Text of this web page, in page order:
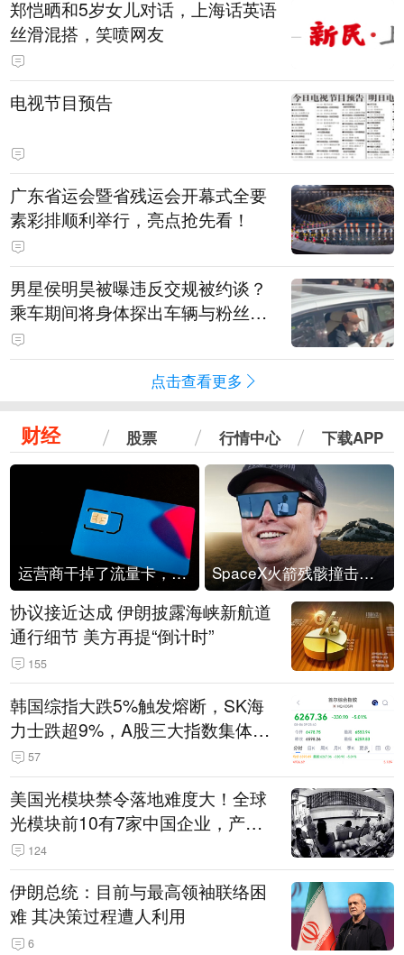
郑恺晒和5岁女儿对话，上海话英语
丝滑混搭，笑喷网友
电视节目预告
广东省运会暨省残运会开幕式全要
素彩排顺利举行，亮点抢先看！
男星侯明昊被曝违反交规被约谈？
乘车期间将身体探出车辆与粉丝打
招呼，当地交警回应
点击查看更多
财经 股票 行情中心 下载APP
运营商干掉了流量卡，他们真的玩不起了 SpaceX火箭残骸撞击月球
协议接近达成 伊朗披露海峡新航道
通行细节 美方再提“倒计时”
155
韩国综指大跌5%触发熔断，SK海
力士跌超9%，A股三大指数集体低
开 57
美国光模块禁令落地难度大！全球
光模块前10有7家中国企业，产业
界人士：想“脱钩”并不容易
124
伊朗总统：目前与最高领袖联络困
难 其决策过程遭人利用
6